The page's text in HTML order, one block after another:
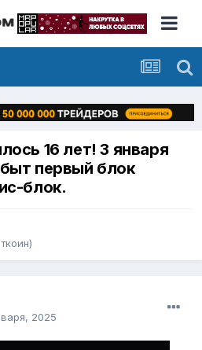
16 лет! 3 января
первый блок
блок.
2025